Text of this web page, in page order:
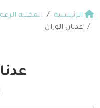
الرئيسية المكتبة
عدنان الوزان